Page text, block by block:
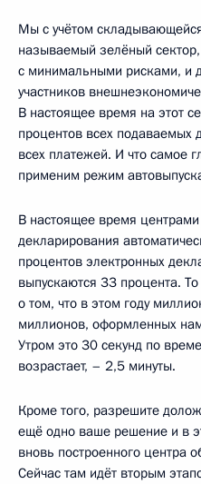
Мы с учётом
называемый зелёный сектор,
с минимальными рисками, и
участников
В настоящее время на этот
процентов всех подаваемых
всех платежей. И что самое
применим режим
В настоящее время центрами
декларирования
процентов электронных
выпускаются 33 процента.
о том, что в этом году
миллионов, оформленных
Утром это 30 секунд по
возрастает, – 2,5 минуты.
Кроме того, разрешите
ещё одно ваше решение и в
вновь построенного центра
Сейчас там идёт вторым